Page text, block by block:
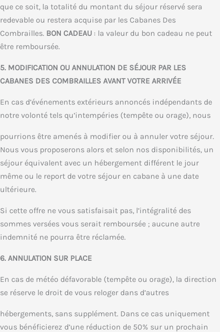
que ce soit, la totalité du montant du séjour réservé sera
redevable ou restera acquise par les Cabanes Des
Combrailles. BON CADEAU : la valeur du bon cadeau ne peut
être remboursée.
5. MODIFICATION OU ANNULATION DE SÉJOUR PAR LES
CABANES DES COMBRAILLES AVANT VOTRE ARRIVÉE
En cas d’événements extérieurs annoncés indépendants de
notre volonté tels qu’intempéries (tempête ou orage), nous
pourrions être amenés à modifier ou à annuler votre séjour.
Nous vous proposerons alors et selon nos disponibilités, un
séjour équivalent avec un hébergement différent le jour
même ou le report de votre séjour en cabane à une date
ultérieure.
Si cette offre ne vous satisfaisait pas, l’intégralité des
sommes versées vous serait remboursée ; aucune autre
indemnité ne pourra être réclamée.
6. ANNULATION SUR PLACE
En cas de météo défavorable (tempête ou orage), la direction
se réserve le droit de vous reloger dans d’autres
hébergements, sans supplément. Dans ce cas uniquement
vous bénéficierez d’une réduction de 50% sur un prochain